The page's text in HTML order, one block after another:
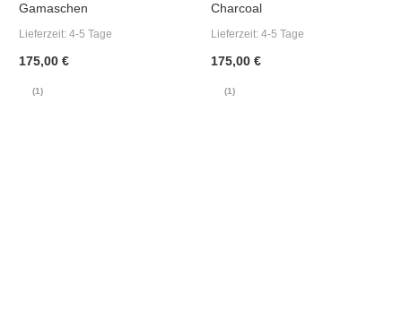
Gamaschen
Lieferzeit: 4-5 Tage
175,00 €
(1)
Charcoal
Lieferzeit: 4-5 Tage
175,00 €
(1)